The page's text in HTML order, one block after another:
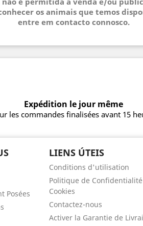
os animais que temos
entre em contacto connosco.
Expédition le jour même
les commandes finalisées avant 15
Posées
LIENS ÚTEIS
Conditions d'utilisation
Politique de
Cookies
Contactez-nous
Activer la Garantie de